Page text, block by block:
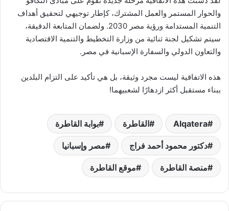
والحوار المستمر والعمل المشترك، كإطار توجيهي لتحقيق أهداف
التنمية المستدامة ورؤية مصر 2030. ولضمان المتابعة الدقيقة،
سيتم تشكيل لجنة ثنائية من وزارة التخطيط والتنمية الاقتصادية
والتعاون الدولي والسفارة الإسبانية في مصر.
هذه الاتفاقية ليست مجرد وثيقة، بل هي تأكيد على التزام البلدين
ببناء مستقبل أكثر ازدهارًا لشعبيهما!
Alqatera القاطرة بوابة القاطرة
دكتور محمود أحمد فراج مصر وإسبانيا
منصة القاطرة موقع القاطرة